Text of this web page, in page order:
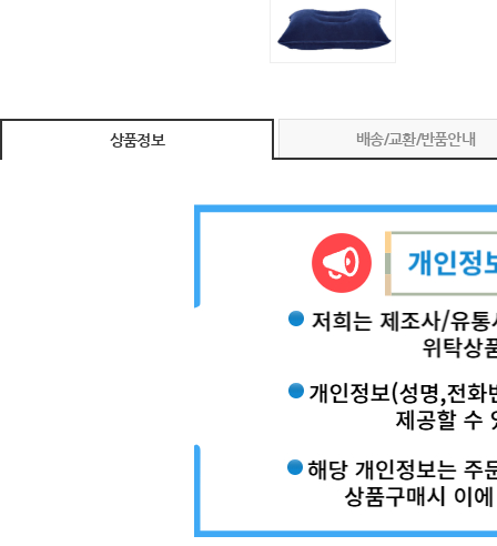
상품정보 배송/교환/반품안내